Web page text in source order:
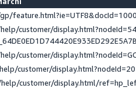
customer/
customer/
customer/
customer/display.html/